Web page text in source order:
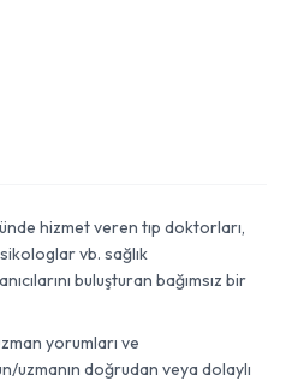
hizmet veren tıp doktorları,
vb. sağlık
buluşturan bağımsız bir
yorumları ve
doğrudan veya dolaylı